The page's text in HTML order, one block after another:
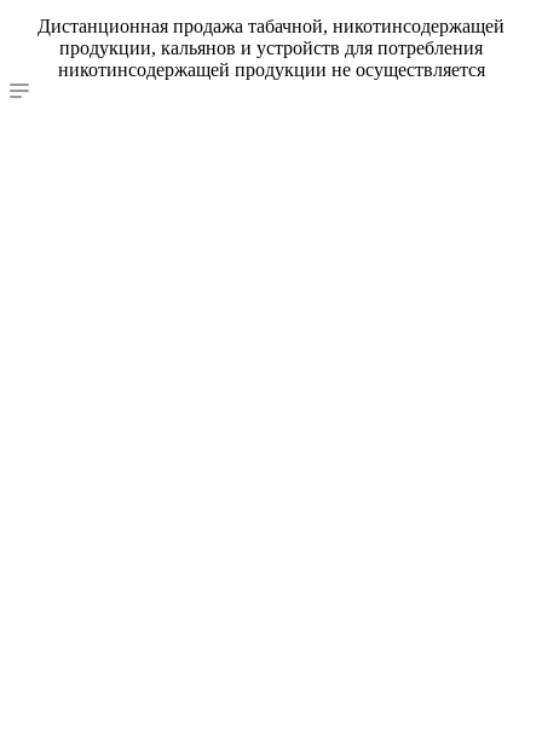
Дистанционная продажа табачной, никотинсодержащей
продукции, кальянов и устройств для потребления
никотинсодержащей продукции не осуществляется